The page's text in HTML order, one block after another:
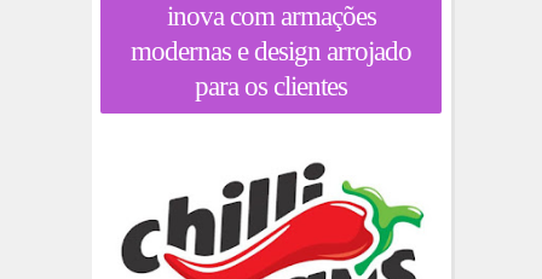
inova com armações
modernas e design arrojado
para os clientes